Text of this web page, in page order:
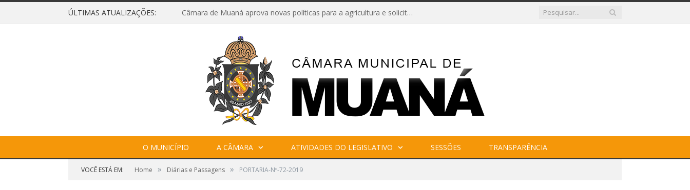
ÚLTIMAS ATUALIZAÇÕES: Câmara de Muaná aprova novas políticas para a agricultura e solicita reforma da Ponte do Reduto
O MUNICÍPIO A CÂMARA ATIVIDADES DO LEGISLATIVO SESSÕES TRANSPARÊNCIA
VOCÊ ESTÁ EM: Home » Diárias e Passagens » PORTARIA-Nº-72-2019